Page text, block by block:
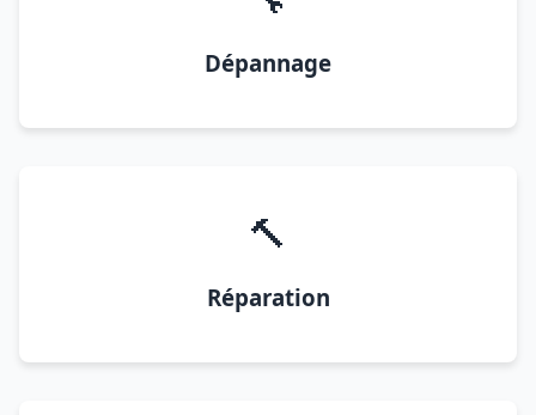
Dépannage
🔨
Réparation